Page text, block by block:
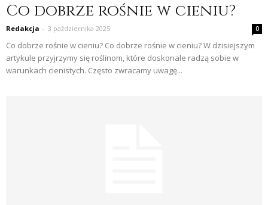
Co dobrze rośnie w cieniu?
Redakcja - 3 października 2025 0
Co dobrze rośnie w cieniu? Co dobrze rośnie w cieniu? W dzisiejszym
artykule przyjrzymy się roślinom, które doskonale radzą sobie w
warunkach cienistych. Często zwracamy uwagę...